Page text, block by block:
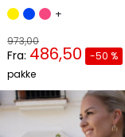
+
973,00
Fra: 486,50 -50 %
pakke